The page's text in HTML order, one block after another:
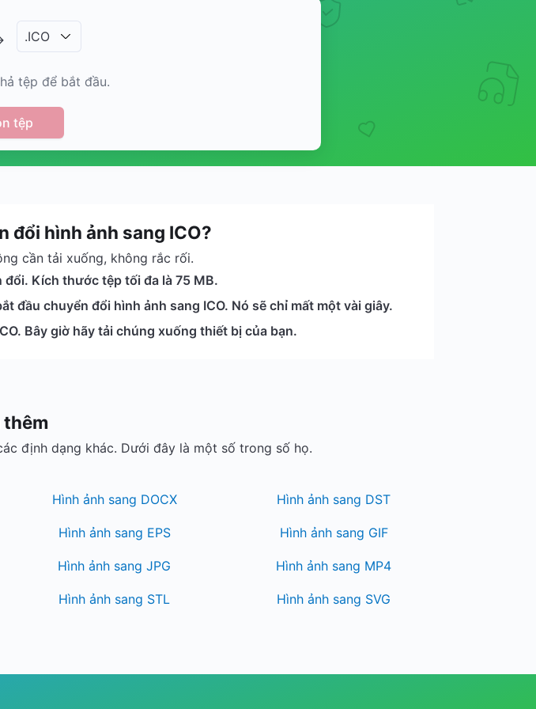
.ICO
tệp để bắt đầu.
tệp
đổi hình ảnh sang ICO?
cần tải xuống, không rắc rối.
Kích thước tệp tối đa là 75 MB.
đầu chuyển đổi hình ảnh sang ICO. Nó sẽ chỉ mất một vài giây.
Bây giờ hãy tải chúng xuống thiết bị của bạn.
thêm
định dạng khác. Dưới đây là một số trong số họ.
Hình ảnh sang DOCX Hình ảnh sang DST
Hình ảnh sang EPS Hình ảnh sang GIF
Hình ảnh sang JPG Hình ảnh sang MP4
Hình ảnh sang STL Hình ảnh sang SVG